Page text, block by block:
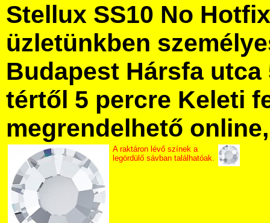
Stellux SS10 No
üzletünkben
Budapest Hársfa utca
tértől 5 percre Keleti
megrendelhető
A raktáron lévő színek a
legördülő sávban találhatóak.